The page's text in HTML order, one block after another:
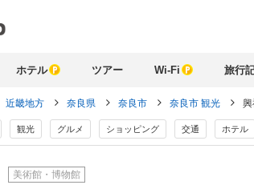
ホテル ツアー Wi-Fi 旅行
近畿地方 奈良県 奈良市 奈良市 観光
観光 グルメ ショッピング 交通 ホテル
美術館・博物館